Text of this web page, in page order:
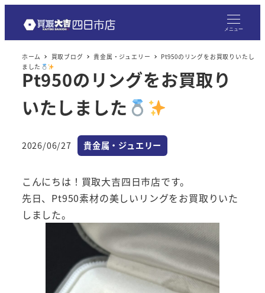
メニュー
ホーム 買取ブログ 貴金属・ジュエリー
Pt950のリングをお買取りいたし
ました
Pt950のリングをお買取り
いたしました
投稿日
2026/06/27 カテゴリー
貴金属・ジュエリー
こんにちは！買取大吉四日市店です。
先日、Pt950素材の美しいリングをお買取りいた
しました。